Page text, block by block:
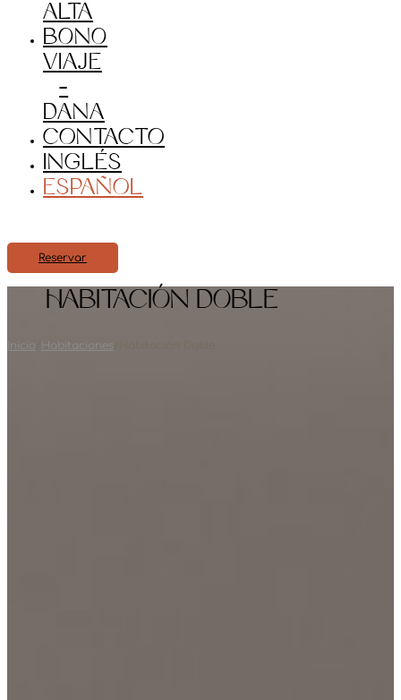
Alta
BONO
VIAJE
–
DANA
Contacto
Inglés
Español
Reservar
HABITACIÓN DOBLE
Inicio Habitaciones